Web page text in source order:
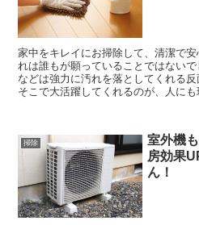
家中をキレイにお掃除して、清潔で
れは誰もが願っていることではない
などは強力に汚れを落としてくれる反
そこで大活躍してくれるのが、人にも
掃除
室外機
房効果
ん！